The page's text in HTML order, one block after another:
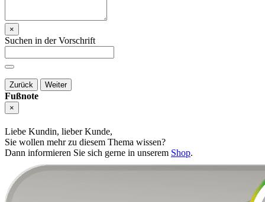
×
Suchen in der Vorschrift
Zurück Weiter
Fußnote
×
Liebe Kundin, lieber Kunde,
Sie wollen mehr zu diesem Thema wissen?
Dann informieren Sie sich gerne in unserem Shop.